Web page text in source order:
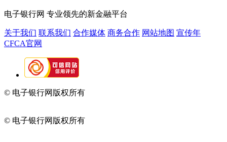
电子银行网 专业领先的新金融平台
关于我们 联系我们 合作媒体 商务合作 网站地图 宣传年
CFCA官网
© 电子银行网版权所有
© 电子银行网版权所有